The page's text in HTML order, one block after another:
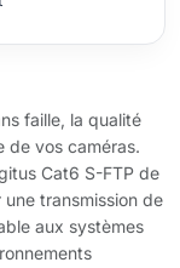
faille, la qualité
de vos caméras.
Cat6 S-FTP de
transmission de
aux systèmes